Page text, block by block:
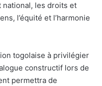
national, les droits et
l’équité et l’harmonie
togolaise à privilégier
constructif lors de
permettra de